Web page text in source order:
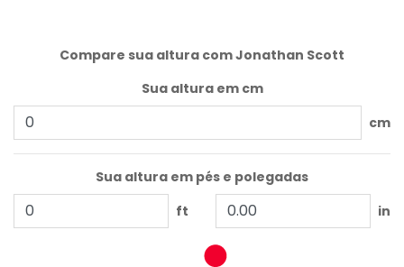
Compare sua altura com Jonathan Scott
Sua altura em cm
cm
Sua altura em pés e polegadas
ft
in